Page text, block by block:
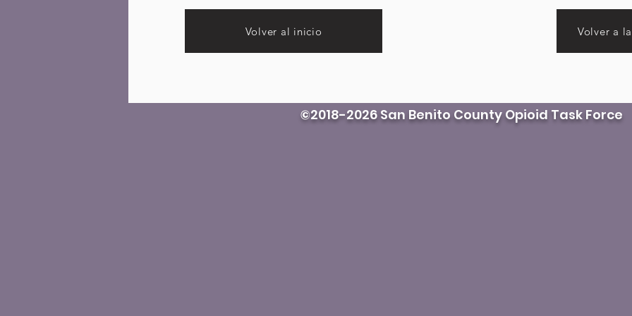
Volver al inicio Volver a
©2018-2026 San Benito County Opioid Task Force